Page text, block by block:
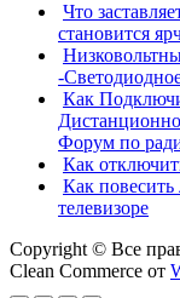
Что
становится
-
Как
Форум по
Как
Как повесить
телевизоре
Copyright © Все
Clean Commerce от